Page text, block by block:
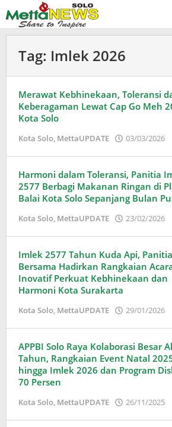
ke
konten
Tag: Imlek 2026
Merawat Kebhinekaan, Toleransi
Keberagaman Lewat Cap Go Meh
Kota Solo
Kota Solo, MettaUPDATE 03/03/2026
Harmoni dalam Toleransi, Panitia
2577 Berbagi Makanan Ringan di
Balai Kota Solo Sepanjang Bulan
Kota Solo, MettaUPDATE 23/02/2026
Imlek 2577 Tahun Kuda Api, Panitia
Bersama Hadirkan Rangkaian
Inovatif Perkuat Kebhinekaan dan
Harmoni Kota Surakarta
Kota Solo, MettaUPDATE 29/01/2026
APPBI Solo Raya Kolaborasi Besar
Tahun, Rangkaian Event Natal
hingga Imlek 2026 dan Program
70 Persen
Kota Solo, MettaUPDATE 26/11/2025